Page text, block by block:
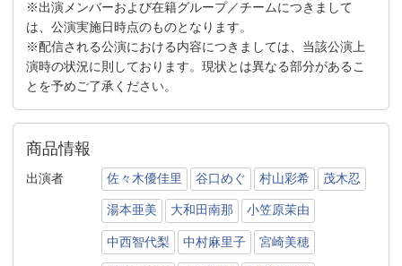
※出演メンバーおよび在籍グループ／チームにつきまして
は、公演実施日時点のものとなります。
※配信される公演における内容につきましては、当該公演上
演時の状況に則しております。現状とは異なる部分があるこ
とを予めご了承ください。
商品情報
出演者 佐々木優佳里 谷口めぐ 村山彩希 茂木忍
湯本亜美 大和田南那 小笠原茉由
中西智代梨 中村麻里子 宮崎美穂